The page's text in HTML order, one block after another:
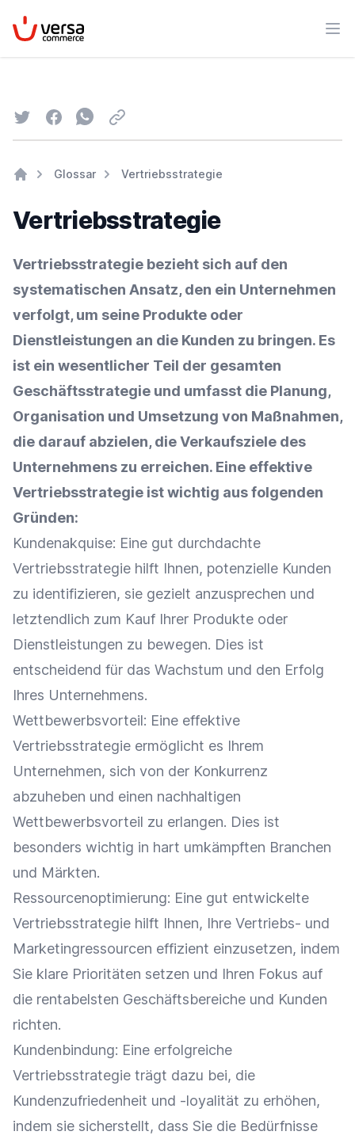
VersaCommerce
TwitterFacebookWhatsapp
Email
Glossar Vertriebsstrategie
Vertriebsstrategie
Vertriebsstrategie bezieht sich auf den
systematischen Ansatz, den ein Unternehmen
verfolgt, um seine Produkte oder
Dienstleistungen an die Kunden zu bringen. Es
ist ein wesentlicher Teil der gesamten
Geschäftsstrategie und umfasst die Planung,
Organisation und Umsetzung von Maßnahmen,
die darauf abzielen, dieVerkaufsziele des
Unternehmens zu erreichen. Eine effektive
Vertriebsstrategie ist wichtig aus folgenden
Gründen:
Kundenakquise: Eine gut durchdachte
Vertriebsstrategie hilft Ihnen, potenzielle Kunden
zu identifizieren, sie gezielt anzusprechen und
letztendlich zum Kauf Ihrer Produkte oder
Dienstleistungen zu bewegen. Dies ist
entscheidend für das Wachstum und den Erfolg
Ihres Unternehmens.
Wettbewerbsvorteil: Eine effektive
Vertriebsstrategie ermöglicht es Ihrem
Unternehmen, sich von der Konkurrenz
abzuheben und einen nachhaltigen
Wettbewerbsvorteil zu erlangen. Dies ist
besonders wichtig in hart umkämpften Branchen
und Märkten.
Ressourcenoptimierung: Eine gut entwickelte
Vertriebsstrategie hilft Ihnen, Ihre Vertriebs- und
Marketingressourcen effizient einzusetzen, indem
Sie klare Prioritäten setzen und Ihren Fokus auf
die rentabelsten Geschäftsbereiche und Kunden
richten.
Kundenbindung: Eine erfolgreiche
Vertriebsstrategie trägt dazu bei, die
Kundenzufriedenheit und -loyalität zu erhöhen,
indem sie sicherstellt, dass Sie die Bedürfnisse